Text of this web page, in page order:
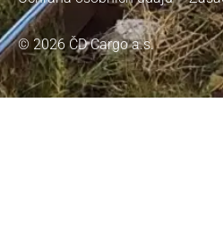
© 2026 ČD Cargo a.s.